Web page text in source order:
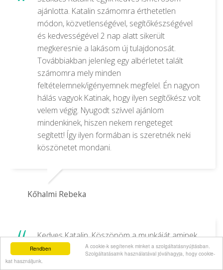
Rendben
A cookie-k segítenek minket a szolgáltatásnyújtásban.
Szolgáltatásaink használatával jóváhagyja, hogy cookie-
kat használjunk.
ajánlotta. Katalin számomra érthetetlen
módon, közvetlenségével, segítőkészségével
és kedvességével 2 nap alatt sikerült
megkeresnie a lakásom új tulajdonosát.
Továbbiakban jelenleg egy albérletet talált
számomra mely minden
feltételemnek/igényemnek megfelel. Én nagyon
hálás vagyok Katinak, hogy ilyen segítőkész volt
velem végig. Nyugodt szívvel ajánlom
mindenkinek, hiszen nekem rengeteget
segített! Így ilyen formában is szeretnék neki
köszönetet mondani.
Kőhalmi Rebeka
Kedves Katalin. Köszönöm a munkáját aminek
köszönhetően a veszprémi lakásunkat évek
óta tartó várakozás után most sikerült